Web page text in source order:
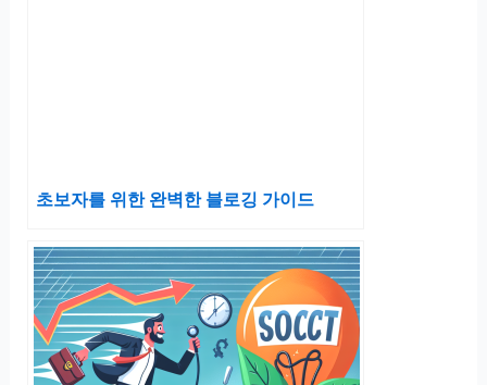
초보자를 위한 완벽한 블로깅 가이드